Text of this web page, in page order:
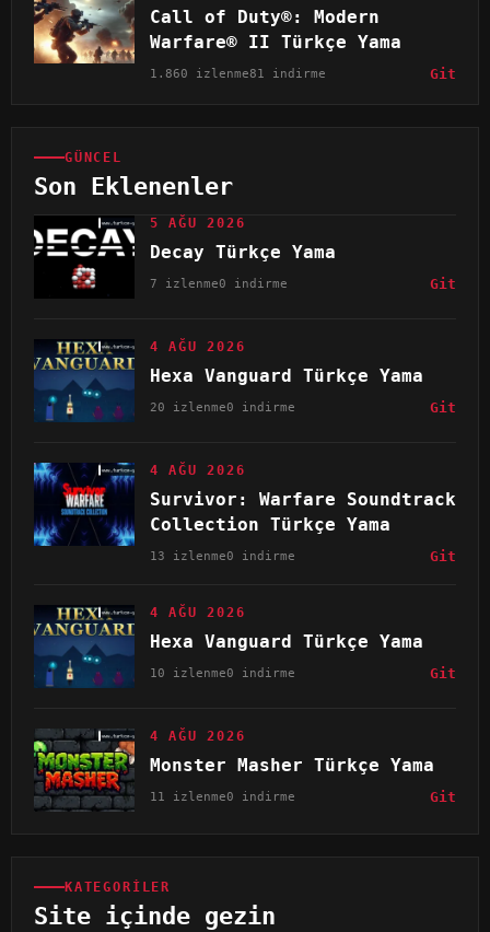
Call of Duty®: Modern
Warfare® II Türkçe Yama
1.860 izlenme81 indirme Git
GÜNCEL
Son Eklenenler
5 AĞU 2026
Decay Türkçe Yama
7 izlenme0 indirme Git
4 AĞU 2026
Hexa Vanguard Türkçe Yama
20 izlenme0 indirme Git
4 AĞU 2026
Survivor: Warfare Soundtrack
Collection Türkçe Yama
13 izlenme0 indirme Git
4 AĞU 2026
Hexa Vanguard Türkçe Yama
10 izlenme0 indirme Git
4 AĞU 2026
Monster Masher Türkçe Yama
11 izlenme0 indirme Git
KATEGORILER
Site içinde gezin